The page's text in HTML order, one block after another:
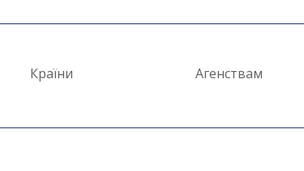
Країни Агенствам